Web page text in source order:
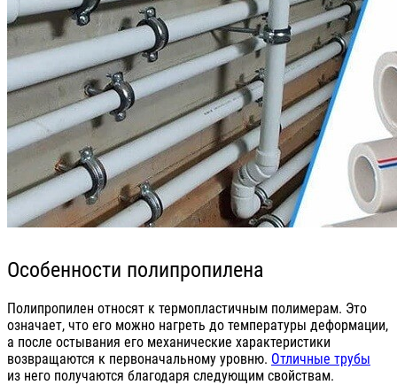
Особенности полипропилена
Полипропилен относят к термопластичным полимерам. Это
означает, что его можно нагреть до температуры деформации,
а после остывания его механические характеристики
возвращаются к первоначальному уровню. Отличные трубы
из него получаются благодаря следующим свойствам.